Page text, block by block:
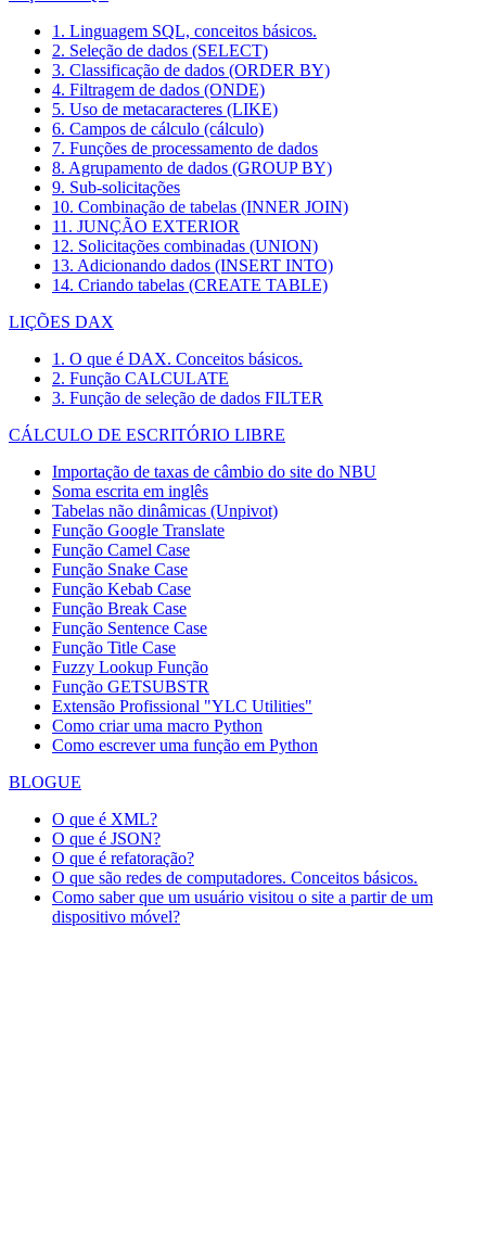
1. Linguagem SQL, conceitos básicos.
2. Seleção de dados (SELECT)
3. Classificação de dados (ORDER BY)
4. Filtragem de dados (ONDE)
5. Uso de metacaracteres (LIKE)
6. Campos de cálculo (cálculo)
7. Funções de processamento de dados
8. Agrupamento de dados (GROUP BY)
9. Sub-solicitações
10. Combinação de tabelas (INNER JOIN)
11. JUNÇÃO EXTERIOR
12. Solicitações combinadas (UNION)
13. Adicionando dados (INSERT INTO)
14. Criando tabelas (CREATE TABLE)
LIÇÕES DAX
1. O que é DAX. Conceitos básicos.
2. Função CALCULATE
3. Função de seleção de dados FILTER
CÁLCULO DE ESCRITÓRIO LIBRE
Importação de taxas de câmbio do site do NBU
Soma escrita em inglês
Tabelas não dinâmicas (Unpivot)
Função Google Translate
Função Camel Case
Função Snake Case
Função Kebab Case
Função Break Case
Função Sentence Case
Função Title Case
Fuzzy Lookup Função
Função GETSUBSTR
Extensão Profissional "YLC Utilities"
Como criar uma macro Python
Como escrever uma função em Python
BLOGUE
O que é XML?
O que é JSON?
O que é refatoração?
O que são redes de computadores. Conceitos básicos.
Como saber que um usuário visitou o site a partir de um
dispositivo móvel?